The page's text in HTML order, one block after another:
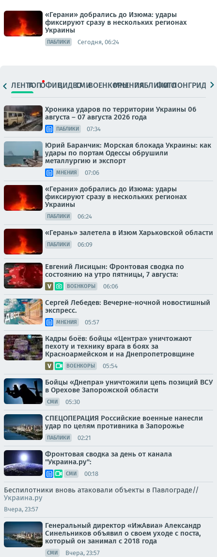
«Герани» добрались до Изюма: удары
фиксируют сразу в нескольких регионах
Украины
ПАБЛИКИ Сегодня, 06:24
ЛЕНТАТОПОФИЦ.ВИДЕОСМИВОЕНКОРЫМНЕНИЯПАБЛИКИ
ФОТОЛОНГРИДЫ
Хроника ударов по территории Украины 06
августа – 07 августа 2026 года
ПАБЛИКИ 07:34
Юрий Баранчик: Морская блокада Украины: как
удары по портам Одессы обрушили
металлургию и экспорт
МНЕНИЯ 07:06
«Герани» добрались до Изюма: удары
фиксируют сразу в нескольких регионах
Украины
ПАБЛИКИ 06:24
«Герань» залетела в Изюм Харьковской области
ПАБЛИКИ 06:09
Евгений Лисицын: Фронтовая сводка по
состоянию на утро пятницы, 7 августа:
ВОЕНКОРЫ 06:06
Сергей Лебедев: Вечерне-ночной новостишный
экспресс.
МНЕНИЯ 05:57
Кадры боёв: бойцы «Центра» уничтожают
пехоту и технику врага в боях за
Красноармейском и на Днепропетровщине
ВОЕНКОРЫ 05:54
Бойцы «Днепра» уничтожили цепь позиций ВСУ
в Орехове Запорожской области
СМИ 05:30
СПЕЦОПЕРАЦИЯ Российские военные нанесли
удар по целям противника в Запорожье
ПАБЛИКИ 02:21
Фронтовая сводка за день от канала
"Украина.ру":
СМИ 00:18
Беспилотники вновь атаковали объекты в Павлограде//
Украина.ру
Вчера, 23:57
Генеральный директор «ИжАвиа» Александр
Синельников объявил о своем уходе с поста,
который он занимал с 2018 года
СМИ Вчера, 23:57